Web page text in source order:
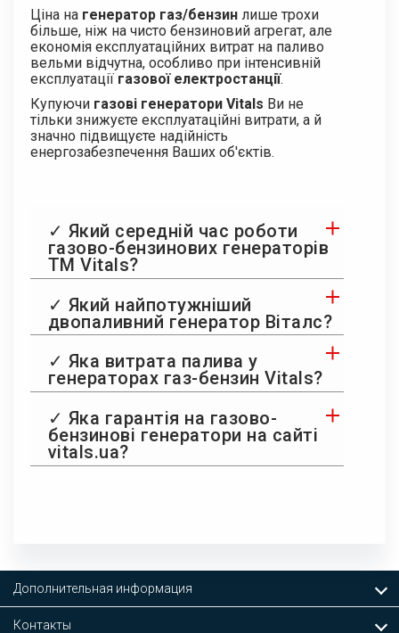
Ціна на генератор газ/бензин лише трохи
більше, ніж на чисто бензиновий агрегат, але
економія експлуатаційних витрат на паливо
вельми відчутна, особливо при інтенсивній
експлуатації газової електростанції.
Купуючи газові генератори Vitals Ви не
тільки знижуєте експлуатаційні витрати, а й
значно підвищуєте надійність
енергозабезпечення Ваших об'єктів.
✓ Який середній час роботи
газово-бензинових генераторів
ТМ Vitals?
✓ Який найпотужніший
двопаливний генератор Віталс?
✓ Яка витрата палива у
генераторах газ-бензин Vitals?
✓ Яка гарантія на газово-
бензинові генератори на сайті
vitals.ua?
Дополнительная информация
Контакты